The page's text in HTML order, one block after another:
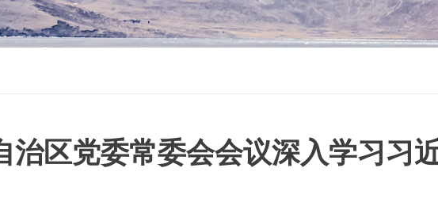
治区党委常委会会议深入学习习